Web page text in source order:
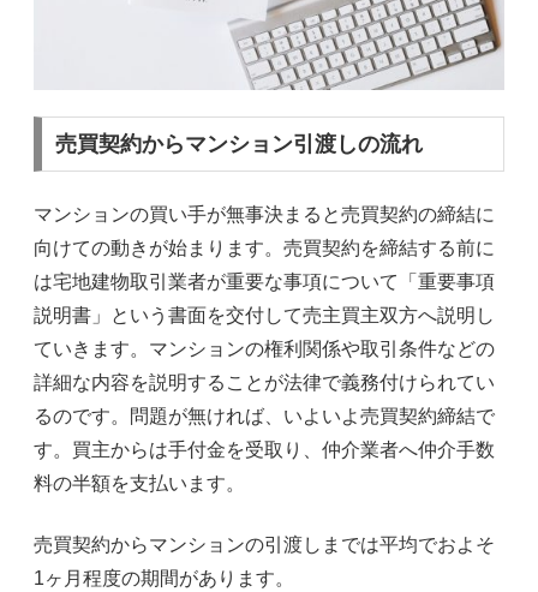
売買契約からマンション引渡しの流れ
マンションの買い手が無事決まると売買契約の締結に
向けての動きが始まります。売買契約を締結する前に
は宅地建物取引業者が重要な事項について「重要事項
説明書」という書面を交付して売主買主双方へ説明し
ていきます。マンションの権利関係や取引条件などの
詳細な内容を説明することが法律で義務付けられてい
るのです。問題が無ければ、いよいよ売買契約締結で
す。買主からは手付金を受取り、仲介業者へ仲介手数
料の半額を支払います。
売買契約からマンションの引渡しまでは平均でおよそ
1ヶ月程度の期間があります。